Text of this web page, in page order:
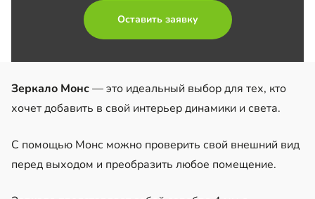
Оставить заявку
Зеркало Монс— это идеальный выбор для тех, кто
хочет добавить в свой интерьер динамики и света.
С помощью Монс можно проверить свой внешний вид
перед выходом и преобразить любое помещение.